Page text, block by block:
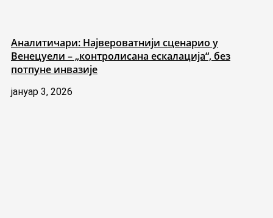
Аналитичари: Највероватнији сценарио у
Венецуели – „контролисана ескалација“, без
потпуне инвазије
јануар 3, 2026